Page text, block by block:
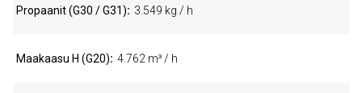
Propaanit (G30 / G31) 3.549 kg / h
Maakaasu H (G20) 4.762 m³ / h